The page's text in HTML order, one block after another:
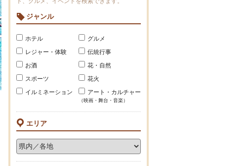
ジャンル
ホテル
グルメ
レジャー・体験
伝統行事
お酒
花・自然
スポーツ
花火
イルミネーション
アート・カルチャー
（映画・舞台・音楽）
エリア